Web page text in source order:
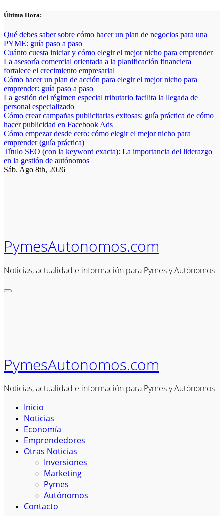
Saltar
contenido
Última Hora:
Qué debes saber sobre cómo hacer un plan de negocios para una
PYME: guía paso a paso
Cuánto cuesta iniciar y cómo elegir el mejor nicho para emprender
La asesoría comercial orientada a la planificación financiera
fortalece el crecimiento empresarial
Cómo hacer un plan de acción para elegir el mejor nicho para
emprender: guía paso a paso
La gestión del régimen especial tributario facilita la llegada de
personal especializado
Cómo crear campañas publicitarias exitosas: guía práctica de cómo
hacer publicidad en Facebook Ads
Cómo empezar desde cero: cómo elegir el mejor nicho para
emprender (guía práctica)
Título SEO (con la keyword exacta): La importancia del liderazgo
en la gestión de autónomos
Sáb. Ago 8th, 2026
PymesAutonomos.com
Noticias, actualidad e información para Pymes y Autónomos
PymesAutonomos.com
Noticias, actualidad e información para Pymes y Autónomos
Inicio
Noticias
Economía
Emprendedores
Otras Noticias
Inversiones
Marketing
Pymes
Autónomos
Contacto